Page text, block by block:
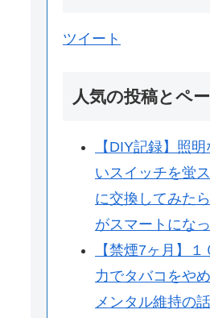
ツイート
人気の投稿とペ
【DIY記録】照
いスイッチを蛍
に交換してみた
がスマートになっ
【禁煙7ヶ月】１
力でタバコをや
メンタル維持の話